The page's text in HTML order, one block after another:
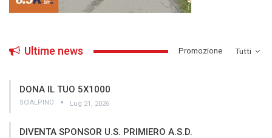
Tutti
Ultime news ­Promozione
DONA IL TUO 5X1000
SCIALPINO Lug 21, 2026
DIVENTA SPONSOR U.S. PRIMIERO A.S.D.